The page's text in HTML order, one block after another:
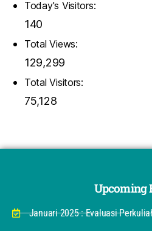
Today's Visitors:
140
Total Views:
129,299
Total Visitors:
75,128
Upcoming
Januari 2025 : Evaluasi